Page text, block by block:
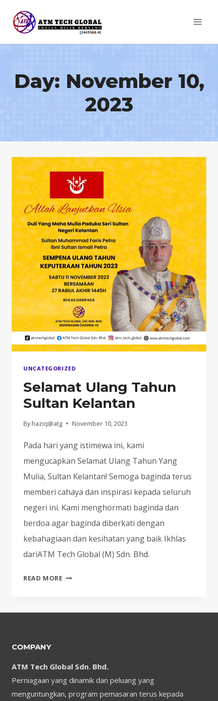
Day: November 10,
2023
UNCATEGORIZED
Selamat Ulang Tahun
Sultan Kelantan
By haziq@atg November 10, 2023
Pada hari yang istimewa ini, kami
mengucapkan Selamat Ulang Tahun Yang
Mulia, Sultan Kelantan! Semoga baginda terus
memberi cahaya dan inspirasi kepada seluruh
negeri ini. Kami menghormati baginda dan
berdoa agar baginda diberkati dengan
kebahagiaan dan kesihatan yang baik Ikhlas
dariATM Tech Global (M) Sdn. Bhd.
READ MORESELAMAT
SULTAN
COMPANY
ATM Tech Global Sdn. Bhd.
Perniagaan yang dinamik dan peluang yang
menguntungkan, program pemasaran terus kepada